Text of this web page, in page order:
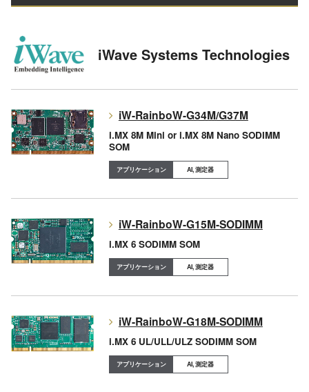
iWave Systems Technologies
iW-RainboW-G34M/G37M
i.MX 8M Mini or i.MX 8M Nano SODIMM
SOM
AI, 測定器
iW-RainboW-G15M-SODIMM
i.MX 6 SODIMM SOM
AI, 測定器
iW-RainboW-G18M-SODIMM
i.MX 6 UL/ULL/ULZ SODIMM SOM
AI, 測定器